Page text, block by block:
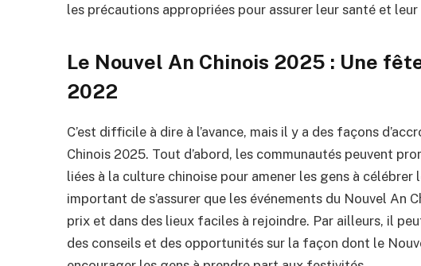
les précautions appropriées pour assurer leur santé et leur
Le Nouvel An Chinois 2025 : Une
2022
C’est difficile à dire à l’avance, mais il y a des façons
Chinois 2025. Tout d’abord, les communautés peuvent
liées à la culture chinoise pour amener les gens à
important de s’assurer que les événements du Nouvel An
prix et dans des lieux faciles à rejoindre. Par ailleurs, il
des conseils et des opportunités sur la façon dont le